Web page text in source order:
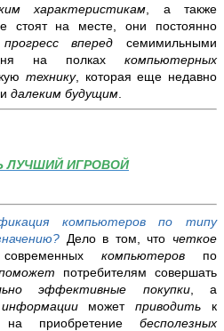
характеристикам , а также
стоят на месте, они постоянно
прогрессвперед семимильными
на полках компьютерных
технику, которая еще недавно
далеким будущим
ЛУЧШИЙ ИГРОВОЙ
компьютеров по типу
Дело в том, что четкое
современных компьютеров по
потребителям совершать
эффективные покупки, а
информации можетприводить к
на приобретение бесполезных